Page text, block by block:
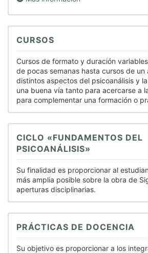
CURSOS
Cursos de formato y duración
de pocas semanas hasta cursos de
distintos aspectos del psicoanálisis y
una buena vía tanto para acercarse a
para complementar una formación o
CICLO «FUNDAMENTOS DEL
PSICOANÁLISIS»
Su finalidad es proporcionar al
más amplia posible sobre la obra de
aperturas disciplinarias.
PRÁCTICAS DE DOCENCIA
Su objetivo es proporcionar a los